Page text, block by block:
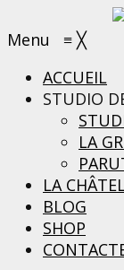
Menu ≡ ╳
ACCUEIL
STUDIO
LA
LA
BLOG
SHOP